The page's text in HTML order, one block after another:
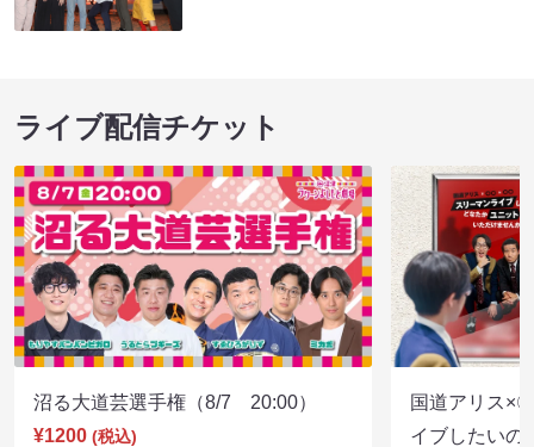
ライブ配信チケット
沼る大道芸選手権（8/7 20:00）
¥1200 (税込)
国道アリス×
イブしたいの